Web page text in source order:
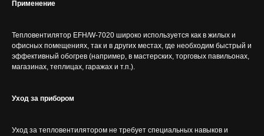
Применение
Тепловентилятор EFH/W-7020 широко используется как в жилых и
офисных помещениях, так и в других местах, где необходим быстрый и
эффективный обогрев (например, в мастерских, торговых павильонах,
магазинах, теплицах, гаражах и т.п.).
Уход за прибором
Уход за тепловентилятором не требует специальных навыков и